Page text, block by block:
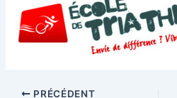
PRÉCÉDENT